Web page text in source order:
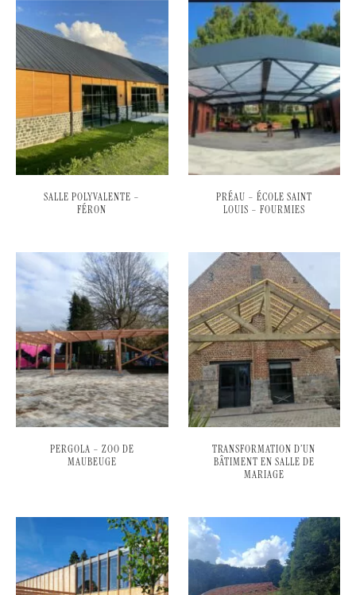
SALLE POLYVALENTE –
FÉRON
PRÉAU – ÉCOLE SAINT
LOUIS – FOURMIES
PERGOLA – ZOO DE
MAUBEUGE
TRANSFORMATION D’UN
BÂTIMENT EN SALLE DE
MARIAGE